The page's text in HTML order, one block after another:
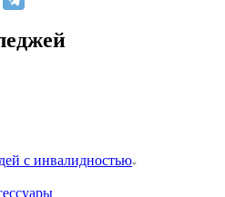
с инвалидностью